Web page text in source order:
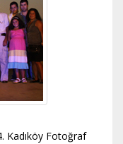
Kadıköy Fotoğraf